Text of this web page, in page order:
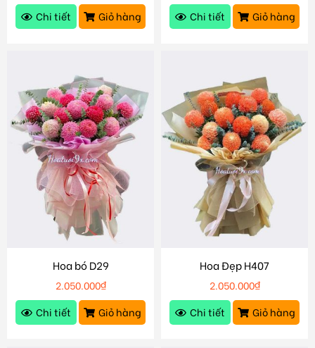
Chi tiết
Giỏ hàng
Chi tiết
Giỏ hàng
Hoa bó D29
2.050.000₫
Chi tiết
Giỏ hàng
Hoa Đẹp H407
2.050.000₫
Chi tiết
Giỏ hàng